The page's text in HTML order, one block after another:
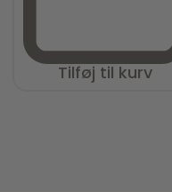
Tilføj til kurv